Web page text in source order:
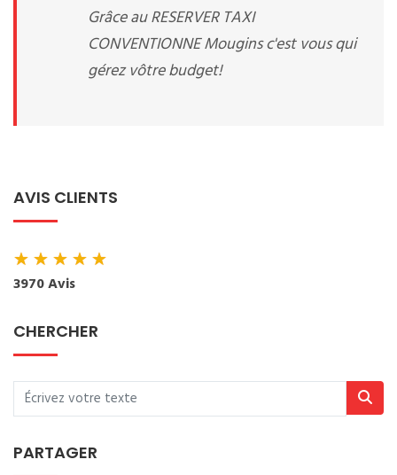
Grâce au RESERVER TAXI
CONVENTIONNE Mougins c'est vous qui
gérez vôtre budget!
AVIS CLIENTS
★★★★★
3970 Avis
CHERCHER
PARTAGER